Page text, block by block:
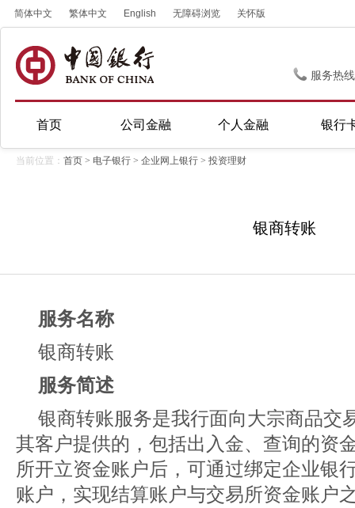
简体中文 繁体中文 English 无障碍浏览 关怀版
服务热
首页 公司金融 个人金融 银行
当前位置： 首页 > 电子银行 > 企业网上银行 > 投资理财
银商转账
服务名称
银商转账
服务简述
银商转账服务是我行面向大宗商品交
其客户提供的，包括出入金、查询的资
所开立资金账户后，可通过绑定企业银
账户，实现结算账户与交易所资金账户